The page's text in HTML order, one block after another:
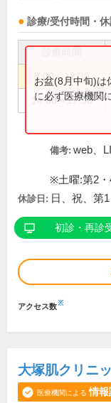
診療/受付時間・休
9:00～12:30
14:00～17:30
お盆(8月中旬)は
に必ず医療機関
備考: web、
※土曜:第2・
休診日: 日、祝、第
初診・再診
アクセス数※
大塚肌クリニ
医療機関による 情報